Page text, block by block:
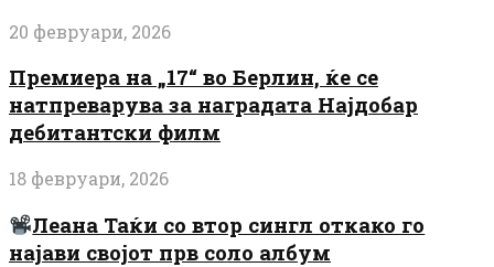
20 февруари, 2026
Премиера на „17“ во Берлин, ќе се
натпреварува за наградата Најдобар
дебитантски филм
18 февруари, 2026
Леана Таќи со втор сингл откако го
најави својот прв соло албум